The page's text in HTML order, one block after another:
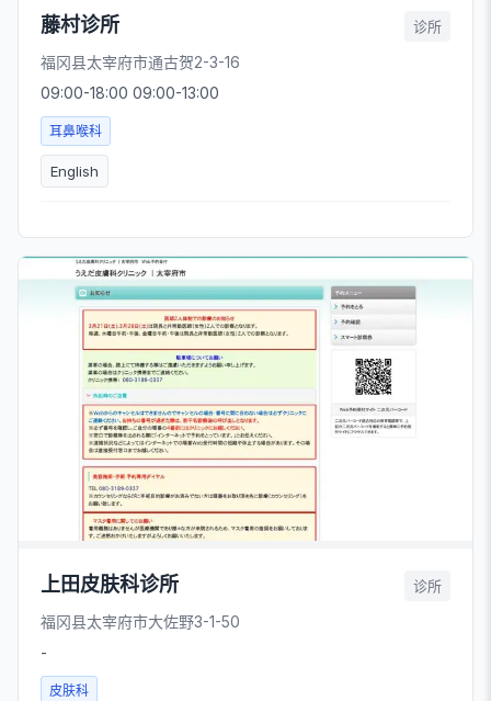
藤村诊所 诊所
福冈县太宰府市通古贺2-3-16
09:00-18:00 09:00-13:00
耳鼻喉科
English
上田皮肤科诊所 诊所
福冈县太宰府市大佐野3-1-50
-
皮肤科